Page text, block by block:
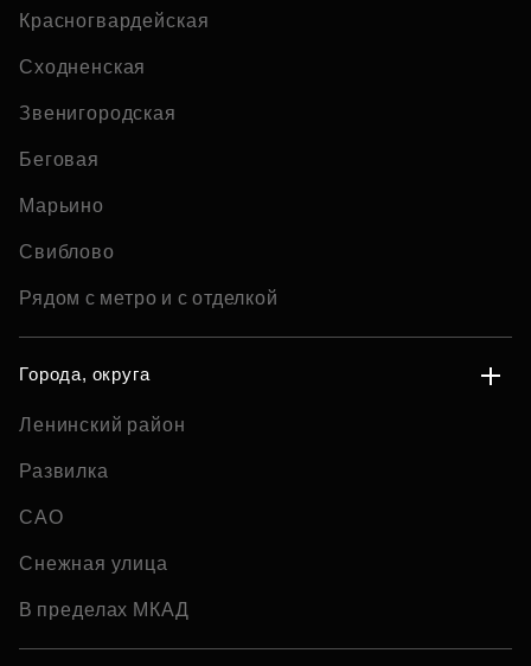
Красногвардейская
Сходненская
Звенигородская
Беговая
Марьино
Свиблово
Рядом с метро и с отделкой
Города, округа
Ленинский район
Развилка
САО
Снежная улица
В пределах МКАД